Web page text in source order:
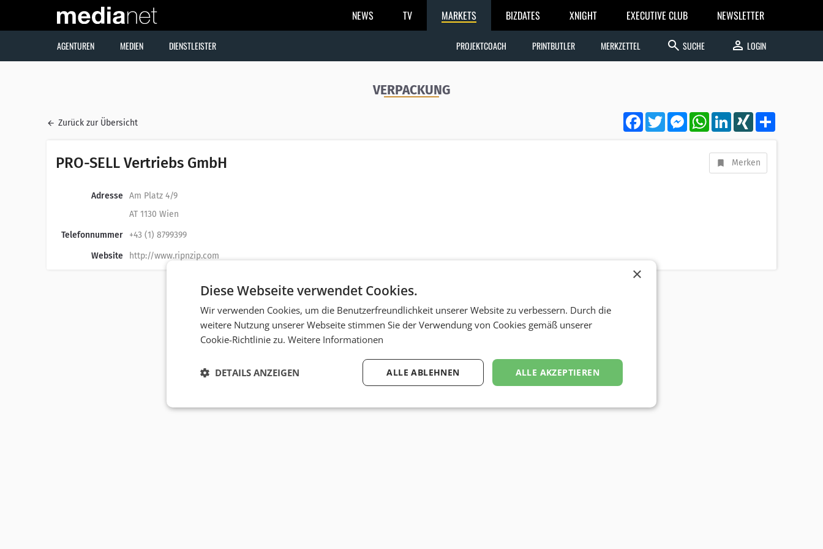
NEWS TV MARKETS BIZDATES XNIGHT EXECUTIVE CLUB NEWSLETTER
AGENTUREN MEDIEN DIENSTLEISTER PROJEKTCOACH PRINTBUTLER MERKZETTEL search SUCHE person LOGIN
VERPACKUNG
Zurück zur Übersicht
FacebookTwitterMessengerWhatsApp
LinkedInXING
PRO-SELL Vertriebs GmbH Merken
Adresse Am Platz 4/9
AT 1130 Wien
Telefonnummer
+43 (1) 8799399
Website
http://www.ripnzip.com
×
Diese Webseite verwendet Cookies.
Wir verwenden Cookies, um die Benutzerfreundlichkeit unserer Website zu verbessern. Durch die
weitere Nutzung unserer Webseite stimmen Sie der Verwendung von Cookies gemäß unserer
Cookie-Richtlinie zu. Weitere Informationen
ALLE AKZEPTIEREN
ALLE ABLEHNEN
DETAILS ANZEIGEN